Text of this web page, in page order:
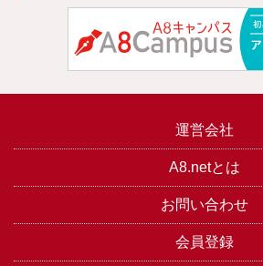
運営会社
A8.netとは
お問い合わせ
会員登録